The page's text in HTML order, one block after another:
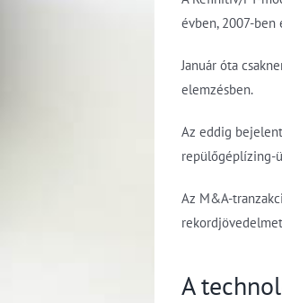
évben, 2007-
Január óta
elemzésben.
Az eddig
repülőgéplízing-
Az M&A-
A